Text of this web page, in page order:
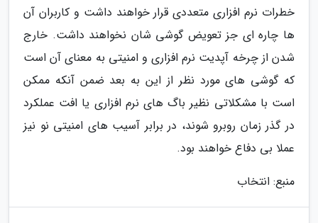
خطرات نرم افزاری متعددی قرار خواهند داشت و کاربران آن
ها چاره ای جز تعویض گوشی شان نخواهند داشت. خارج
شدن از چرخه آپدیت نرم افزاری و امنیتی به معنای آن است
که گوشی های مورد نظر از این به بعد ضمن آنکه ممکن
است با مشکلاتی نظیر باگ های نرم افزاری یا افت عملکرد
در گذر زمان روبرو شوند، در برابر آسیب های امنیتی نو نیز
عملا بی دفاع خواهند بود.
منبع: انتخاب